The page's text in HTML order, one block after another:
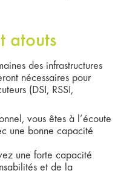
atouts
des infrastructures
nécessaires pour
(DSI, RSSI,
vous êtes à l’écoute
une bonne capacité
une forte capacité
et de la